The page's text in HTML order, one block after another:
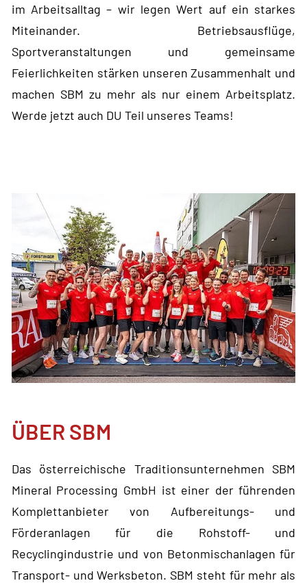
im Arbeitsalltag – wir legen Wert auf ein starkes
Miteinander. Betriebsausflüge,
Sportveranstaltungen und gemeinsame
Feierlichkeiten stärken unseren Zusammenhalt und
machen SBM zu mehr als nur einem Arbeitsplatz.
Werde jetzt auch DU Teil unseres Teams!
ÜBER SBM
Das österreichische Traditionsunternehmen SBM
Mineral Processing GmbH ist einer der führenden
Komplettanbieter von Aufbereitungs- und
Förderanlagen für die Rohstoff- und
Recyclingindustrie und von Betonmischanlagen für
Transport- und Werksbeton. SBM steht für mehr als